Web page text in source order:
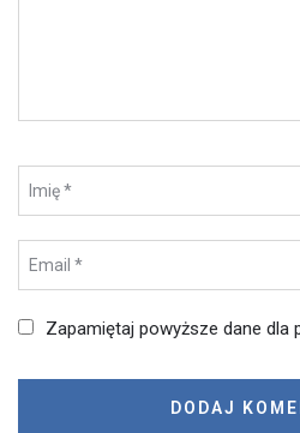
Zapamiętaj powyższe dane dla